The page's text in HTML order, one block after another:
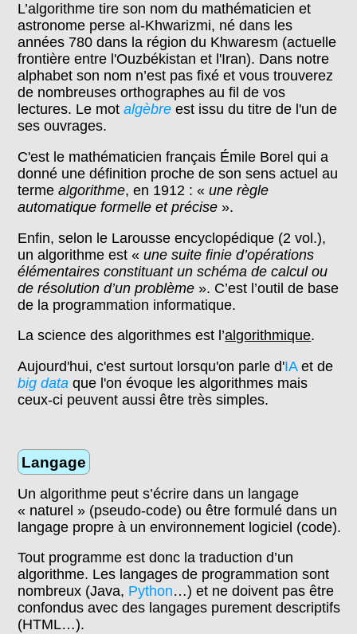
L’algorithme tire son nom du mathématicien et
astronome perse al-Khwarizmi, né dans les
années 780 dans la région du Khwaresm (actuelle
frontière entre l'Ouzbékistan et l'Iran). Dans notre
alphabet son nom n’est pas fixé et vous trouverez
de nombreuses orthographes au fil de vos
lectures. Le motalgèbre est issu du titre de l'un de
ses ouvrages.
C'est le mathématicien français Émile Borel qui a
donné une définition proche de son sens actuel au
termealgorithme, en 1912 : «une règle
automatique formelle et précise ».
Enfin, selon le Larousse encyclopédique (2 vol.),
un algorithme est «une suite finie d’opérations
élémentaires constituant un schéma de calcul ou
de résolution d’un problème ». C’est l’outil de base
de la programmation informatique.
La science des algorithmes est l’algorithmique.
Aujourd'hui, c'est surtout lorsqu'on parle d'IAet de
big data que l'on évoque les algorithmes mais
ceux-ci peuvent aussi être très simples.
Langage
Un algorithme peut s’écrire dans un langage
« naturel » (pseudo-code) ou être formulé dans un
langage propre à un environnement logiciel (code).
Tout programme est donc la traduction d’un
algorithme. Les langages de programmation sont
nombreux (Java, Python…) et ne doivent pas être
confondus avec des langages purement descriptifs
(HTML…).